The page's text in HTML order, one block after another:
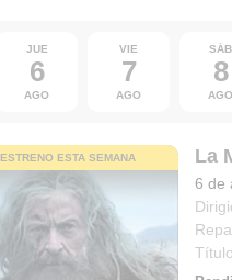
JUE
6
AGO
VIE
7
AGO
SÁB
8
AGO
ESTRENO ESTA SEMANA La
6 de